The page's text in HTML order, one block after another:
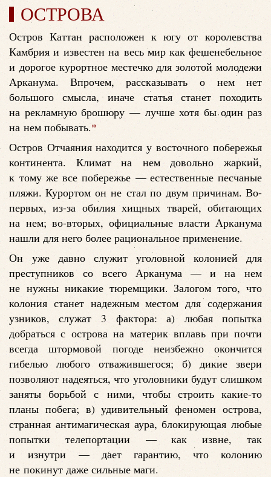
ОСТРОВА
Остров Каттан расположен к югу от королевства
Камбрия и известен на весь мир как фешенебельное
и дорогое курортное местечко для золотой молодежи
Арканума. Впрочем, рассказывать о нем нет
большого смысла, иначе статья станет походить
на рекламную брошюру — лучше хотя бы один раз
на нем побывать.*
Остров Отчаяния находится у восточного побережья
континента. Климат на нем довольно жаркий,
к тому же все побережье — естественные песчаные
пляжи. Курортом он не стал по двум причинам. Во-
первых, из-за обилия хищных тварей, обитающих
на нем; во-вторых, официальные власти Арканума
нашли для него более рациональное применение.
Он уже давно служит уголовной колонией для
преступников со всего Арканума — и на нем
не нужны никакие тюремщики. Залогом того, что
колония станет надежным местом для содержания
узников, служат 3 фактора: а) любая попытка
добраться с острова на материк вплавь при почти
всегда штормовой погоде неизбежно окончится
гибелью любого отважившегося; б) дикие звери
позволяют надеяться, что уголовники будут слишком
заняты борьбой с ними, чтобы строить какие-то
планы побега; в) удивительный феномен острова,
странная антимагическая аура, блокирующая любые
попытки телепортации — как извне, так
и изнутри — дает гарантию, что колонию
не покинут даже сильные маги.